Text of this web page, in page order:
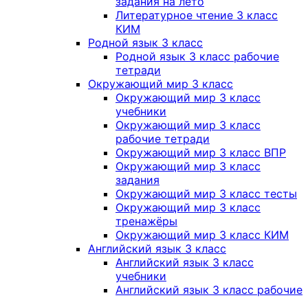
Литературное чтение 3 класс
КИМ
Родной язык 3 класс
Родной язык 3 класс рабочие
тетради
Окружающий мир 3 класс
Окружающий мир 3 класс
учебники
Окружающий мир 3 класс
рабочие тетради
Окружающий мир 3 класс ВПР
Окружающий мир 3 класс
задания
Окружающий мир 3 класс тесты
Окружающий мир 3 класс
тренажёры
Окружающий мир 3 класс КИМ
Английский язык 3 класс
Английский язык 3 класс
учебники
Английский язык 3 класс рабочие